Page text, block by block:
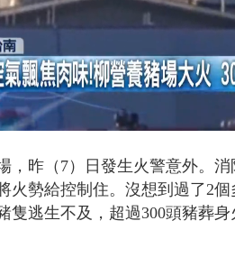
Loaded
47.50%
，昨（7）日發生火警意外。
火勢給控制住。沒想到過了2
隻逃生不及，超過300頭豬葬身